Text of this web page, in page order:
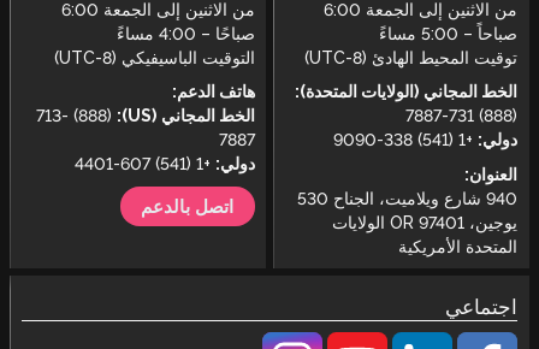
من الاثنين إلى الجمعة 6:00
صباحاً – 5:00 مساءً
توقيت المحيط الهادئ (UTC-8)
الخط المجاني (الولايات المتحدة):
(888) 731-7887
دولي: +1 (541) 338-9090
العنوان:
940 شارع ويلاميت، الجناح 530
يوجين، OR 97401 الولايات
المتحدة الأمريكية
من الاثنين إلى الجمعة 6:00
صباحًا – 4:00 مساءً
التوقيت الباسيفيكي (UTC-8)
هاتف الدعم:
الخط المجاني (US):
(888) 713-
7887
دولي: +1 (541) 607-4401
اتصل بالدعم
اجتماعي